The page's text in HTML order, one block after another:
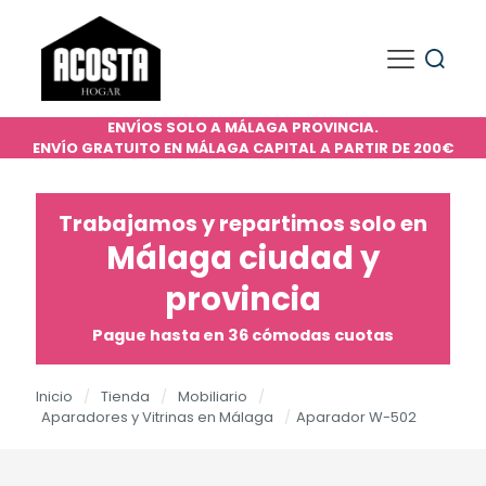
ENVÍOS SOLO A MÁLAGA PROVINCIA.
ENVÍO GRATUITO EN MÁLAGA CAPITAL A PARTIR DE 200€
Trabajamos y repartimos solo en
Málaga ciudad y
provincia
Pague hasta en 36 cómodas cuotas
Inicio / Tienda / Mobiliario
/
Aparadores y Vitrinas en Málaga
/ Aparador W-502